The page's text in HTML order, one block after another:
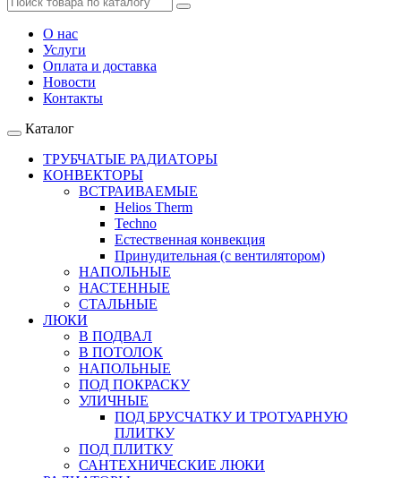
О нас
Услуги
Оплата и доставка
Новости
Контакты
Каталог
ТРУБЧАТЫЕ РАДИАТОРЫ
КОНВЕКТОРЫ
ВСТРАИВАЕМЫЕ
Helios Therm
Techno
Естественная конвекция
Принудительная (с вентилятором)
НАПОЛЬНЫЕ
НАСТЕННЫЕ
СТАЛЬНЫЕ
ЛЮКИ
В ПОДВАЛ
В ПОТОЛОК
НАПОЛЬНЫЕ
ПОД ПОКРАСКУ
УЛИЧНЫЕ
ПОД БРУСЧАТКУ И ТРОТУАРНУЮ
ПЛИТКУ
ПОД ПЛИТКУ
САНТЕХНИЧЕСКИЕ ЛЮКИ